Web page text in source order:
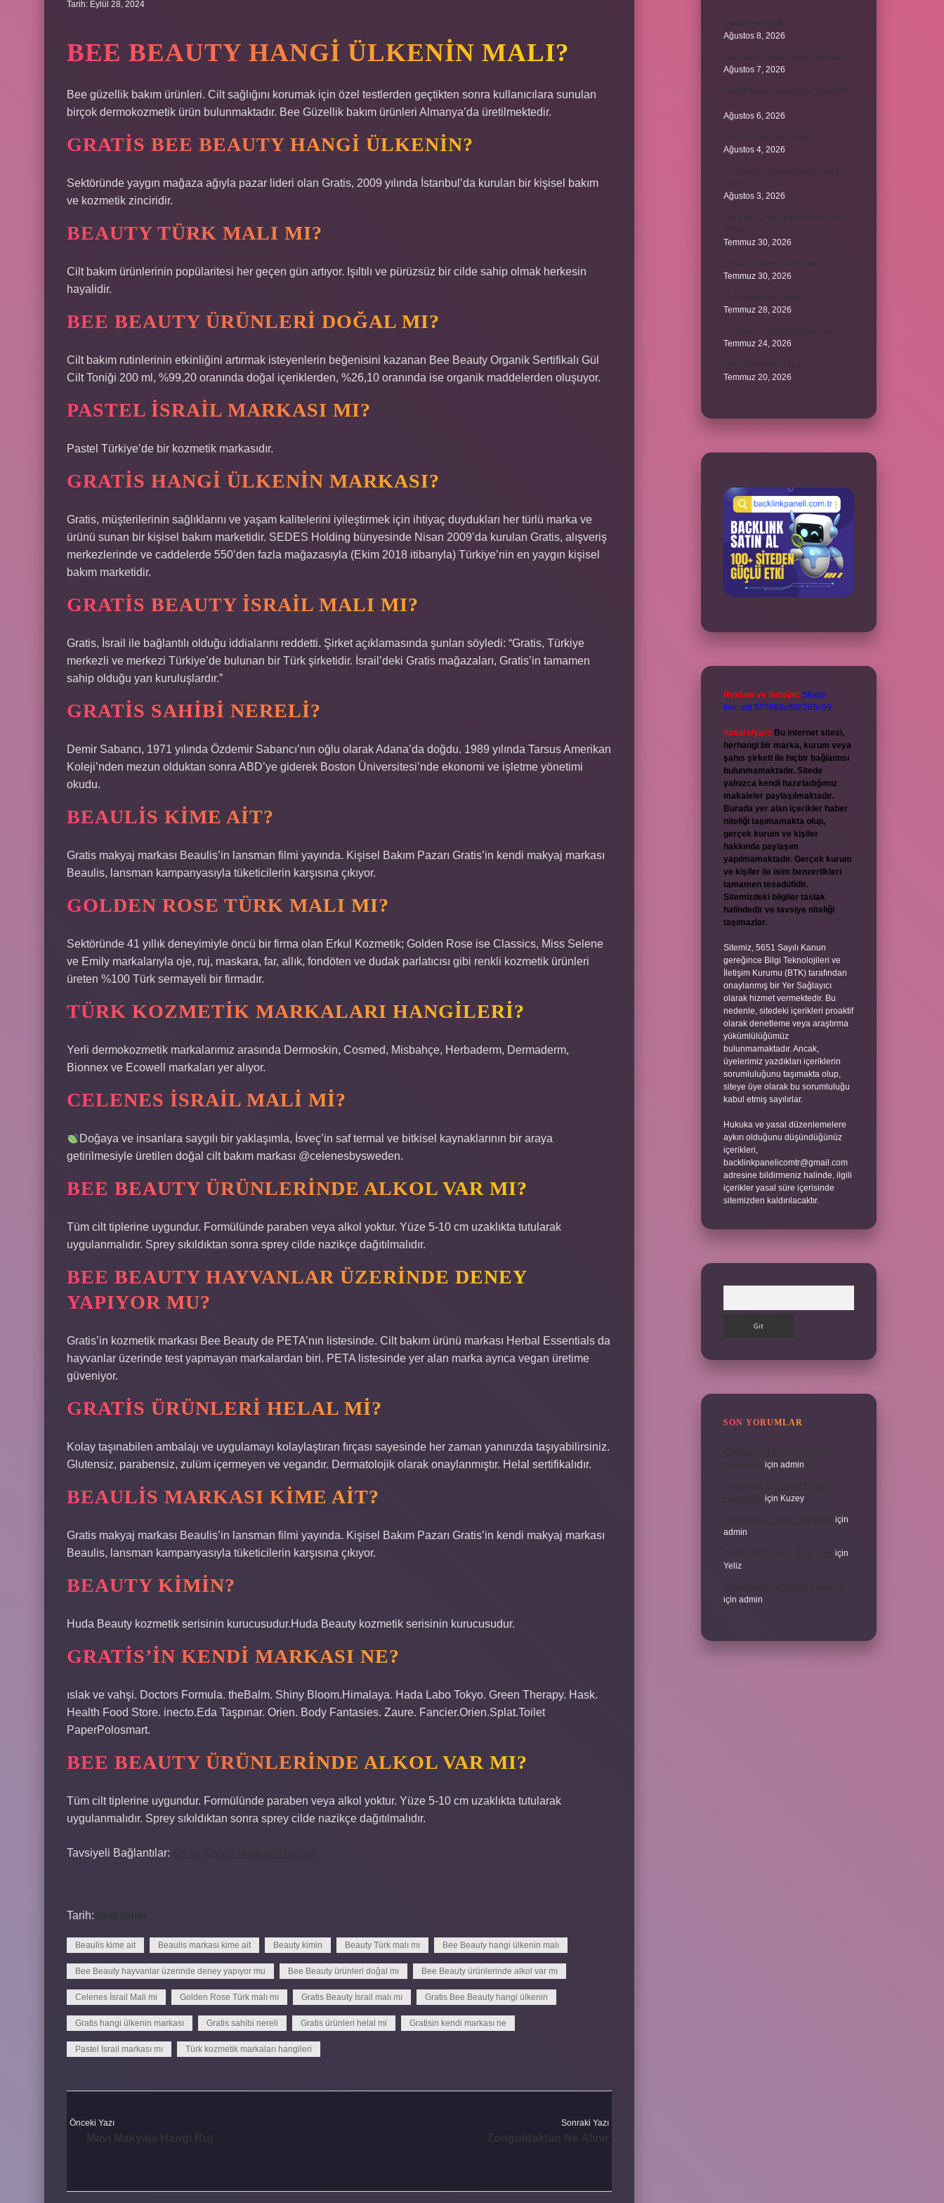
Tarih: Eylül 28, 2024
BEE BEAUTY HANGI ÜLKENIN MALI?
Bee güzellik bakım ürünleri. Cilt sağlığını korumak için özel testlerden geçtikten sonra kullanıcılara sunulan
birçok dermokozmetik ürün bulunmaktadır. Bee Güzellik bakım ürünleri Almanya’da üretilmektedir.
GRATIS BEE BEAUTY HANGI ÜLKENIN?
Sektöründe yaygın mağaza ağıyla pazar lideri olan Gratis, 2009 yılında İstanbul’da kurulan bir kişisel bakım
ve kozmetik zinciridir.
BEAUTY TÜRK MALI MI?
Cilt bakım ürünlerinin popülaritesi her geçen gün artıyor. Işıltılı ve pürüzsüz bir cilde sahip olmak herkesin
hayalidir.
BEE BEAUTY ÜRÜNLERI DOĞAL MI?
Cilt bakım rutinlerinin etkinliğini artırmak isteyenlerin beğenisini kazanan Bee Beauty Organik Sertifikalı Gül
Cilt Toniği 200 ml, %99,20 oranında doğal içeriklerden, %26,10 oranında ise organik maddelerden oluşuyor.
PASTEL İSRAIL MARKASI MI?
Pastel Türkiye’de bir kozmetik markasıdır.
GRATIS HANGI ÜLKENIN MARKASI?
Gratis, müşterilerinin sağlıklarını ve yaşam kalitelerini iyileştirmek için ihtiyaç duydukları her türlü marka ve
ürünü sunan bir kişisel bakım marketidir. SEDES Holding bünyesinde Nisan 2009’da kurulan Gratis, alışveriş
merkezlerinde ve caddelerde 550’den fazla mağazasıyla (Ekim 2018 itibarıyla) Türkiye’nin en yaygın kişisel
bakım marketidir.
GRATIS BEAUTY İSRAIL MALI MI?
Gratis, İsrail ile bağlantılı olduğu iddialarını reddetti. Şirket açıklamasında şunları söyledi: “Gratis, Türkiye
merkezli ve merkezi Türkiye’de bulunan bir Türk şirketidir. İsrail’deki Gratis mağazaları, Gratis’in tamamen
sahip olduğu yan kuruluşlardır.”
GRATIS SAHIBI NERELI?
Demir Sabancı, 1971 yılında Özdemir Sabancı’nın oğlu olarak Adana’da doğdu. 1989 yılında Tarsus Amerikan
Koleji’nden mezun olduktan sonra ABD’ye giderek Boston Üniversitesi’nde ekonomi ve işletme yönetimi
okudu.
BEAULIS KIME AIT?
Gratis makyaj markası Beaulis’in lansman filmi yayında. Kişisel Bakım Pazarı Gratis’in kendi makyaj markası
Beaulis, lansman kampanyasıyla tüketicilerin karşısına çıkıyor.
GOLDEN ROSE TÜRK MALI MI?
Sektöründe 41 yıllık deneyimiyle öncü bir firma olan Erkul Kozmetik; Golden Rose ise Classics, Miss Selene
ve Emily markalarıyla oje, ruj, maskara, far, allık, fondöten ve dudak parlatıcısı gibi renkli kozmetik ürünleri
üreten %100 Türk sermayeli bir firmadır.
TÜRK KOZMETIK MARKALARI HANGILERI?
Yerli dermokozmetik markalarımız arasında Dermoskin, Cosmed, Misbahçe, Herbaderm, Dermaderm,
Bionnex ve Ecowell markaları yer alıyor.
CELENES İSRAIL MALI MI?
Doğaya ve insanlara saygılı bir yaklaşımla, İsveç’in saf termal ve bitkisel kaynaklarının bir araya
getirilmesiyle üretilen doğal cilt bakım markası @celenesbysweden.
BEE BEAUTY ÜRÜNLERINDE ALKOL VAR MI?
Tüm cilt tiplerine uygundur. Formülünde paraben veya alkol yoktur. Yüze 5-10 cm uzaklıkta tutularak
uygulanmalıdır. Sprey sıkıldıktan sonra sprey cilde nazikçe dağıtılmalıdır.
BEE BEAUTY HAYVANLAR ÜZERINDE DENEY
YAPIYOR MU?
Gratis’in kozmetik markası Bee Beauty de PETA’nın listesinde. Cilt bakım ürünü markası Herbal Essentials da
hayvanlar üzerinde test yapmayan markalardan biri. PETA listesinde yer alan marka ayrıca vegan üretime
güveniyor.
GRATIS ÜRÜNLERI HELAL MI?
Kolay taşınabilen ambalajı ve uygulamayı kolaylaştıran fırçası sayesinde her zaman yanınızda taşıyabilirsiniz.
Glutensiz, parabensiz, zulüm içermeyen ve vegandır. Dermatolojik olarak onaylanmıştır. Helal sertifikalıdır.
BEAULIS MARKASI KIME AIT?
Gratis makyaj markası Beaulis’in lansman filmi yayında. Kişisel Bakım Pazarı Gratis’in kendi makyaj markası
Beaulis, lansman kampanyasıyla tüketicilerin karşısına çıkıyor.
BEAUTY KIMIN?
Huda Beauty kozmetik serisinin kurucusudur.Huda Beauty kozmetik serisinin kurucusudur.
GRATIS’IN KENDI MARKASI NE?
ıslak ve vahşi. Doctors Formula. theBalm. Shiny Bloom.Himalaya. Hada Labo Tokyo. Green Therapy. Hask.
Health Food Store. inecto.Eda Taşpınar. Orien. Body Fantasies. Zaure. Fancier.Orien.Splat.Toilet
PaperPolosmart.
BEE BEAUTY ÜRÜNLERINDE ALKOL VAR MI?
Tüm cilt tiplerine uygundur. Formülünde paraben veya alkol yoktur. Yüze 5-10 cm uzaklıkta tutularak
uygulanmalıdır. Sprey sıkıldıktan sonra sprey cilde nazikçe dağıtılmalıdır.
Tavsiyeli Bağlantılar: En Iyi Çanta Markası Hangisi
Tarih: Makaleler
Beaulis kime ait Beaulis markası kime ait Beauty kimin Beauty Türk malı mı Bee Beauty hangi ülkenin malı
Bee Beauty hayvanlar üzerinde deney yapıyor mu Bee Beauty ürünleri doğal mı Bee Beauty ürünlerinde alkol var mı
Celenes İsrail Mali mi Golden Rose Türk malı mı Gratis Beauty İsrail malı mı Gratis Bee Beauty hangi ülkenin
Gratis hangi ülkenin markası Gratis sahibi nereli Gratis ürünleri helal mi Gratisin kendi markası ne
Pastel İsrail markası mı Türk kozmetik markaları hangileri
Önceki Yazı Sonraki Yazı
Swap nedir polis ?
Ağustos 8, 2026
Kadınların edep yerleri neresidir ?
Ağustos 7, 2026
Bebeklerde calpol uyku yapar mı
Ağustos 6, 2026
Avam projesi ne demek ?
Ağustos 4, 2026
15 saniye boyunca nabız nasıl
Ağustos 3, 2026
Temmuz 30, 2026
Temmuz 30, 2026
Temmuz 28, 2026
Temmuz 24, 2026
Temmuz 20, 2026
Reklam ve İletişim: Skype:
live:.cid.575569c608265c69
Yasal Uyarı: Bu internet sitesi,
herhangi bir marka, kurum veya
şahıs şirketi ile hiçbir bağlantısı
bulunmamaktadır. Sitede
yalnızca kendi hazırladığımız
makaleler paylaşılmaktadır.
Burada yer alan içerikler haber
niteliği taşımamakta olup,
gerçek kurum ve kişiler
hakkında paylaşım
yapılmamaktadır. Gerçek kurum
ve kişiler ile isim benzerlikleri
tamamen tesadüfidir.
Sitemizdeki bilgiler taslak
halindedir ve tavsiye niteliği
taşımazlar.
Sitemiz, 5651 Sayılı Kanun
gereğince Bilgi Teknolojileri ve
İletişim Kurumu (BTK) tarafından
onaylanmış bir Yer Sağlayıcı
olarak hizmet vermektedir. Bu
nedenle, sitedeki içerikleri proaktif
olarak denetleme veya araştırma
yükümlülüğümüz
bulunmamaktadır. Ancak,
üyelerimiz yazdıkları içeriklerin
sorumluluğunu taşımakta olup,
siteye üye olarak bu sorumluluğu
kabul etmiş sayılırlar.
Hukuka ve yasal düzenlemelere
aykırı olduğunu düşündüğünüz
içerikleri,
backlinkpanelicomtr@gmail.com
adresine bildirmeniz halinde, ilgili
içerikler yasal süre içerisinde
sitemizden kaldırılacaktır.
SON YORUMLAR
için admin
için Kuzey
için
admin
için
Yeliz
için admin